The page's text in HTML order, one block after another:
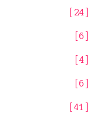
24
6
4
6
41